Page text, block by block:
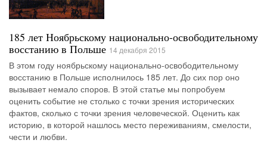
185 лет Ноябрьскому национально-освободительному
восстанию в Польше 14 декабря 2015
В этом году ноябрьскому национально-освободительному
восстанию в Польше исполнилось 185 лет. До сих пор оно
вызывает немало споров. В этой статье мы попробуем
оценить событие не столько с точки зрения исторических
фактов, сколько с точки зрения человеческой. Оценить как
историю, в которой нашлось место переживаниям, смелости,
чести и любви.